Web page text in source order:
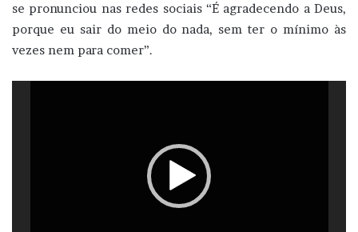
se pronunciou nas redes sociais “É agradecendo a Deus,
porque eu sair do meio do nada, sem ter o mínimo às
vezes nem para comer”.